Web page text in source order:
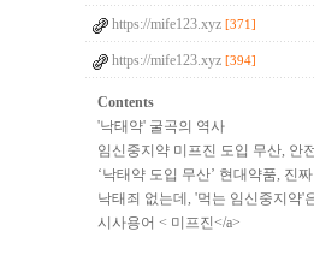
https://mife123.xyz [371]
https://mife123.xyz [394]
Contents
'낙태약' 굴곡의 역사
임신중지약 미프진 도입 무산, 안
‘낙태약 도입 무산’ 현대약품, 진
낙태죄 없는데, '먹는 임신중지약'
시사용어 < 미프진</a>